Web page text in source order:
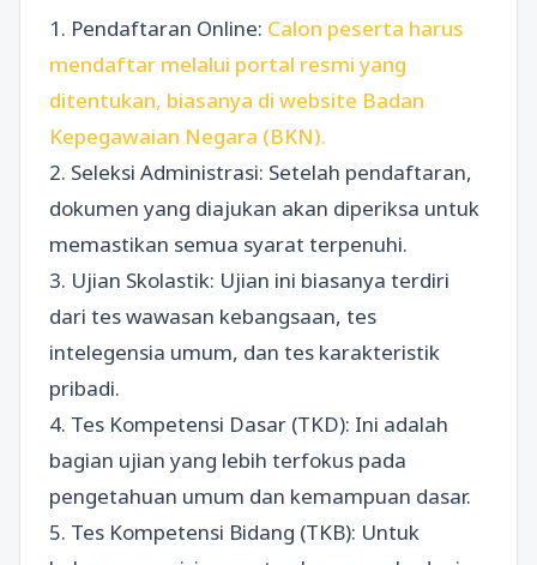
1. Pendaftaran Online: Calon peserta harus
mendaftar melalui portal resmi yang
ditentukan, biasanya di website Badan
Kepegawaian Negara (BKN).
2. Seleksi Administrasi: Setelah pendaftaran,
dokumen yang diajukan akan diperiksa untuk
memastikan semua syarat terpenuhi.
3. Ujian Skolastik: Ujian ini biasanya terdiri
dari tes wawasan kebangsaan, tes
intelegensia umum, dan tes karakteristik
pribadi.
4. Tes Kompetensi Dasar (TKD): Ini adalah
bagian ujian yang lebih terfokus pada
pengetahuan umum dan kemampuan dasar.
5. Tes Kompetensi Bidang (TKB): Untuk